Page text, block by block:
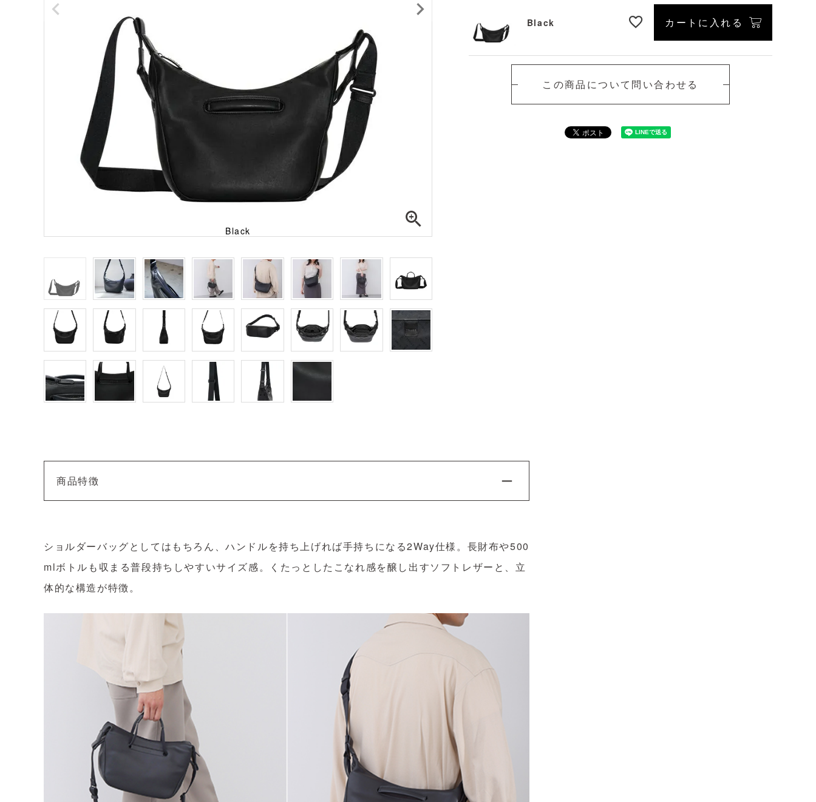
Black
Black カートに入れる
この商品について問い合わせる
商品特徴
ショルダーバッグとしてはもちろん、ハンドルを持ち上げれば手持ちになる2Way仕様。長財布や500
mlボトルも収まる普段持ちしやすいサイズ感。くたっとしたこなれ感を醸し出すソフトレザーと、立
体的な構造が特徴。